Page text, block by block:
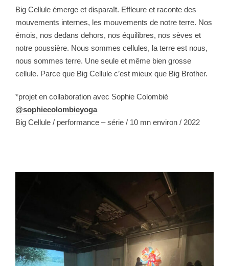
Big Cellule émerge et disparaît. Effleure et raconte des
mouvements internes, les mouvements de notre terre. Nos
émois, nos dedans dehors, nos équilibres, nos sèves et
notre poussière. Nous sommes cellules, la terre est nous,
nous sommes terre. Une seule et même bien grosse
cellule. Parce que Big Cellule c’est mieux que Big Brother.
*projet en collaboration avec Sophie Colombié
@sophiecolombieyoga
Big Cellule / performance – série / 10 mn environ / 2022